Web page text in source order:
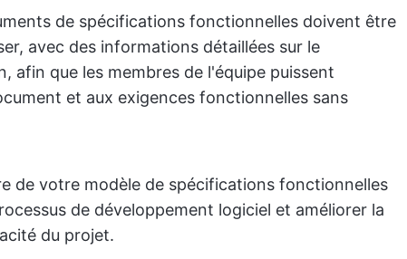
de spécifications fonctionnelles doivent être
avec des informations détaillées sur le
afin que les membres de l'équipe puissent
et aux exigences fonctionnelles sans
de votre modèle de spécifications fonctionnelles
de développement logiciel et améliorer la
du projet.